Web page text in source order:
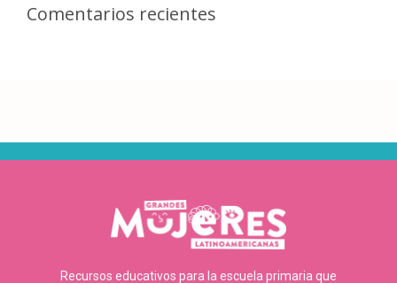
Comentarios recientes
Recursos educativos para la escuela primaria que